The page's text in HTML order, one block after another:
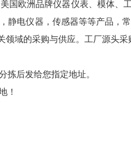
国欧洲品牌仪器仪表、模体、
静电仪器，传感器等等产品，
域的采购与供应。工厂源头采
拣后发给您指定地址。
！